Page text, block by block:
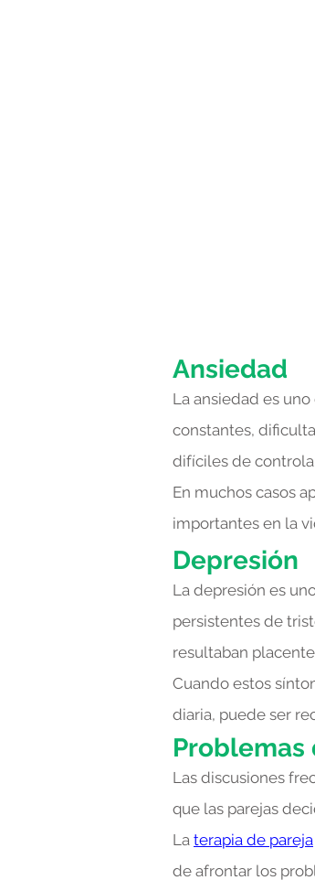
Ansiedad
La ansiedad es
constantes,
difíciles de
En muchos casos
importantes en la
Depresión
La depresión es
persistentes de
resultaban
Cuando estos
diaria, puede ser
Problemas
Las discusiones
que las parejas
La terapia de pareja
de afrontar los